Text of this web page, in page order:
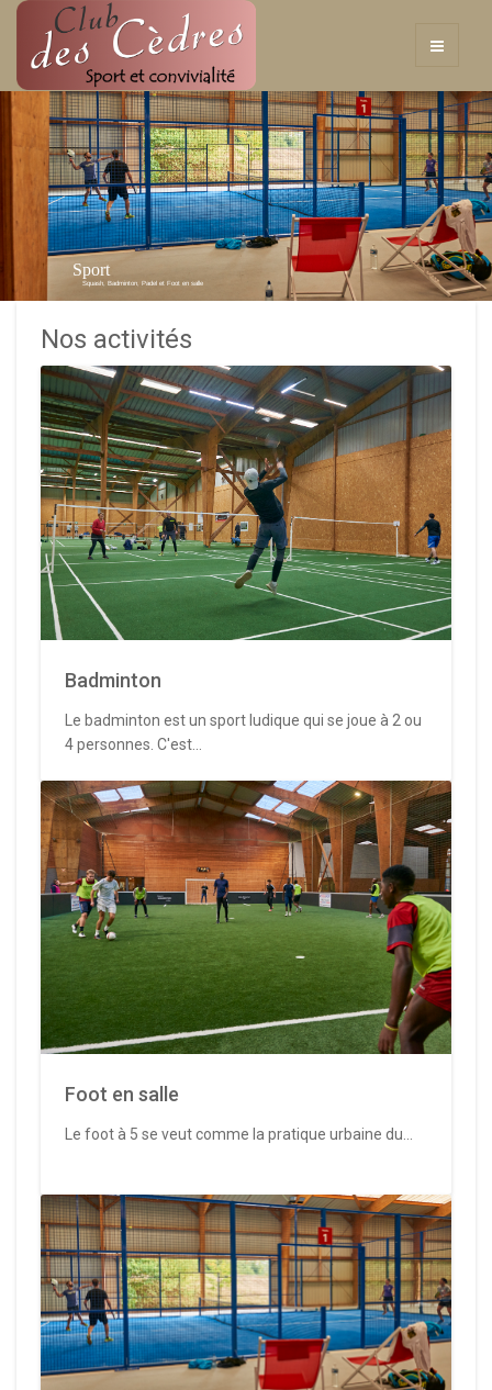
Sport
Squash, Badminton, Padel et Foot en salle
Nos activités
Badminton
Le badminton est un sport ludique qui se joue à 2 ou
4 personnes. C'est...
Foot en salle
Le foot à 5 se veut comme la pratique urbaine du...